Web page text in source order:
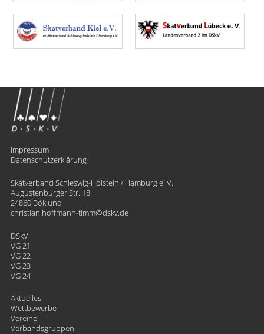
Impressum
Datenschutzerklärung
Skatverband Schleswig-Holstein / Hamburg e. V.
Augustenburger Str. 18
24860 Böklund
christian.hoffmann-timm
​dskv.de
DSkV
VG 21
VG 22
VG 23
VG 24
Aktuelles
Wettbewerbe
Vereine
Verbandsgruppen